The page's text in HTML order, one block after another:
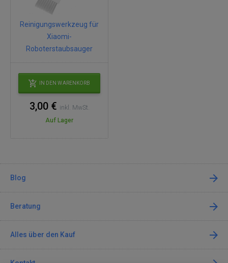
Reinigungswerkzeug für
Xiaomi-
Roboterstaubsauger
IN DEN WARENKORB
3,00 € inkl. MwSt.
Auf Lager
Blog
Beratung
Alles über den Kauf